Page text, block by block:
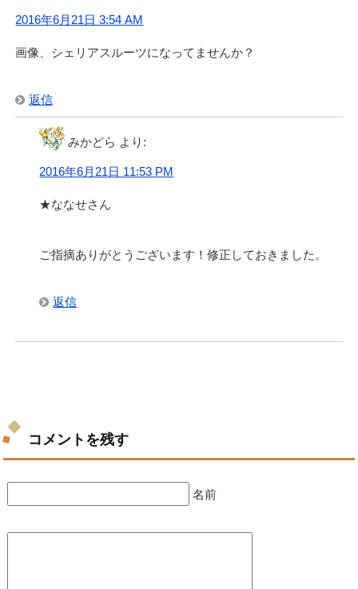
2016年6月21日 3:54 AM
画像、シェリアスルーツになってませんか？
返信
みかどら より:
2016年6月21日 11:53 PM
★ななせさん
ご指摘ありがとうございます！修正しておきました。
返信
コメントを残す
名前